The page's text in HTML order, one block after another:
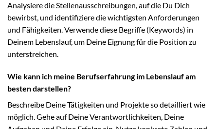
Analysiere die Stellenausschreibungen, auf die Du Dich
bewirbst, und identifiziere die wichtigsten Anforderungen
und Fähigkeiten. Verwende diese Begriffe (Keywords) in
Deinem Lebenslauf, um Deine Eignung für die Position zu
unterstreichen.
Wie kann ich meine Berufserfahrung im Lebenslauf am
besten darstellen?
Beschreibe Deine Tätigkeiten und Projekte so detailliert wie
möglich. Gehe auf Deine Verantwortlichkeiten, Deine